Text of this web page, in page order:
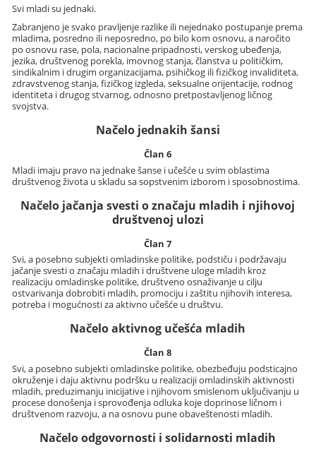
Svi mladi su jednaki.
Zabranjeno je svako pravljenje razlike ili nejednako postupanje prema
mladima, posredno ili neposredno, po bilo kom osnovu, a naročito
po osnovu rase, pola, nacionalne pripadnosti, verskog ubeđenja,
jezika, društvenog porekla, imovnog stanja, članstva u političkim,
sindikalnim i drugim organizacijama, psihičkog ili fizičkog invaliditeta,
zdravstvenog stanja, fizičkog izgleda, seksualne orijentacije, rodnog
identiteta i drugog stvarnog, odnosno pretpostavljenog ličnog
svojstva.
Načelo jednakih šansi
Član 6
Mladi imaju pravo na jednake šanse i učešće u svim oblastima
društvenog života u skladu sa sopstvenim izborom i sposobnostima.
Načelo jačanja svesti o značaju mladih i njihovoj
društvenoj ulozi
Član 7
Svi, a posebno subjekti omladinske politike, podstiču i podržavaju
jačanje svesti o značaju mladih i društvene uloge mladih kroz
realizaciju omladinske politike, društveno osnaživanje u cilju
ostvarivanja dobrobiti mladih, promociju i zaštitu njihovih interesa,
potreba i mogućnosti za aktivno učešće u društvu.
Načelo aktivnog učešća mladih
Član 8
Svi, a posebno subjekti omladinske politike, obezbeđuju podsticajno
okruženje i daju aktivnu podršku u realizaciji omladinskih aktivnosti
mladih, preduzimanju inicijative i njihovom smislenom uključivanju u
procese donošenja i sprovođenja odluka koje doprinose ličnom i
društvenom razvoju, a na osnovu pune obaveštenosti mladih.
Načelo odgovornosti i solidarnosti mladih